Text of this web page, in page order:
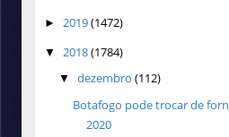
► 2019(1472)
▼ 2018(1784)
▼ dezembro (112)
Botafogo pode trocar de
2020